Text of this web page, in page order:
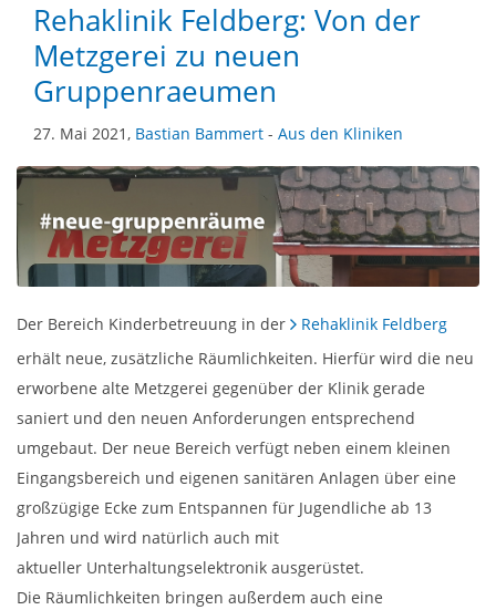
Rehaklinik Feldberg: Von der
Metzgerei zu neuen
Gruppenraeumen
27. Mai 2021, Bastian Bammert - Aus den Kliniken
Der Bereich Kinderbetreuung in der
Rehaklinik Feldberg
erhält neue, zusätzliche Räumlichkeiten. Hierfür wird die neu
erworbene alte Metzgerei gegenüber der Klinik gerade
saniert und den neuen Anforderungen entsprechend
umgebaut. Der neue Bereich verfügt neben einem kleinen
Eingangsbereich und eigenen sanitären Anlagen über eine
großzügige Ecke zum Entspannen für Jugendliche ab 13
Jahren und wird natürlich auch mit
aktueller Unterhaltungselektronik ausgerüstet.
Die Räumlichkeiten bringen außerdem auch eine